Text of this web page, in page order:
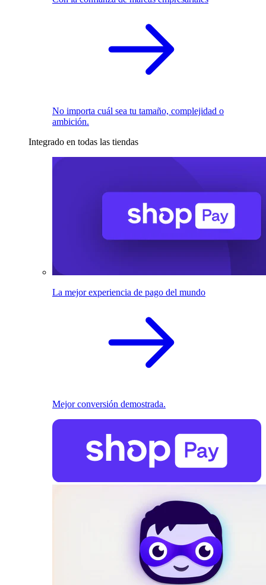
No importa cuál sea tu tamaño, complejidad o
ambición.
Integrado en todas las tiendas
La mejor experiencia de pago del mundo
Mejor conversión demostrada.